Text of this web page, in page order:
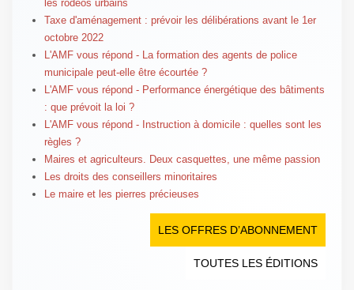
les rodéos urbains
Taxe d'aménagement : prévoir les délibérations avant le 1er
octobre 2022
L'AMF vous répond - La formation des agents de police
municipale peut-elle être écourtée ?
L'AMF vous répond - Performance énergétique des bâtiments
: que prévoit la loi ?
L'AMF vous répond - Instruction à domicile : quelles sont les
règles ?
Maires et agriculteurs. Deux casquettes, une même passion
Les droits des conseillers minoritaires
Le maire et les pierres précieuses
LES OFFRES D’ABONNEMENT
TOUTES LES ÉDITIONS